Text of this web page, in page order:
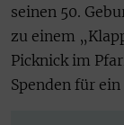
seinen 50.
zu einem
Picknick im
Spenden für